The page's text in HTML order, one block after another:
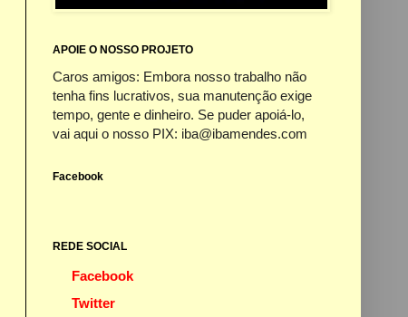
APOIE O NOSSO PROJETO
Caros amigos: Embora nosso trabalho não
tenha fins lucrativos, sua manutenção exige
tempo, gente e dinheiro. Se puder apoiá-lo,
vai aqui o nosso PIX: iba@ibamendes.com
Facebook
REDE SOCIAL
Facebook
Twitter